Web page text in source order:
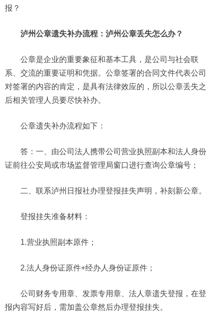
报？
泸州公章遗失补办流程：泸州公章丢失怎么办？
公章是企业的重要象征和基本工具，是公司与社会联
系、交流的重要证明和凭据。公章签署的合同文件代表公司
对签署的内容的肯定，是具有法律效应的，所以公章丢失之
后相关管理人员要尽快补办。
公章遗失补办流程如下：
答：一、由公司法人携带公司营业执照副本和法人身份
证前往公安局或市场监督管理局窗口进行查询公章编号；
二、联系泸州日报社办理登报挂失声明，补刻新公章。
登报挂失准备材料：
1.营业执照副本原件；
2.法人身份证原件+经办人身份证原件；
公司财务专用章、发票专用章、法人章遗失登报，在登
报内容写好后，需加盖公章然后办理登报挂失。